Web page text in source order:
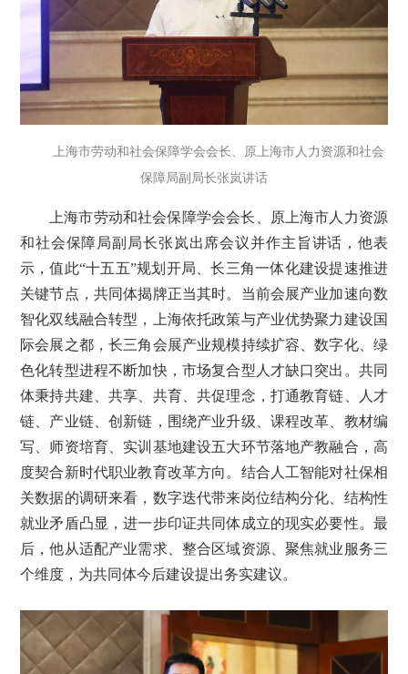
上海市劳动和社会保障学会会长、原上海市人力资源和社会
保障局副局长张岚讲话
上海市劳动和社会保障学会会长、原上海市人力资源
和社会保障局副局长张岚出席会议并作主旨讲话，他表
示，值此“十五五”规划开局、长三角一体化建设提速推进
关键节点，共同体揭牌正当其时。当前会展产业加速向数
智化双线融合转型，上海依托政策与产业优势聚力建设国
际会展之都，长三角会展产业规模持续扩容、数字化、绿
色化转型进程不断加快，市场复合型人才缺口突出。共同
体秉持共建、共享、共育、共促理念，打通教育链、人才
链、产业链、创新链，围绕产业升级、课程改革、教材编
写、师资培育、实训基地建设五大环节落地产教融合，高
度契合新时代职业教育改革方向。结合人工智能对社保相
关数据的调研来看，数字迭代带来岗位结构分化、结构性
就业矛盾凸显，进一步印证共同体成立的现实必要性。最
后，他从适配产业需求、整合区域资源、聚焦就业服务三
个维度，为共同体今后建设提出务实建议。